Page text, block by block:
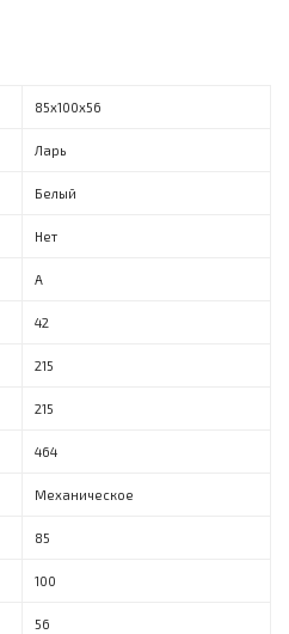
85х100х56
Ларь
Белый
Нет
A
42
215
215
464
Механическое
85
100
56